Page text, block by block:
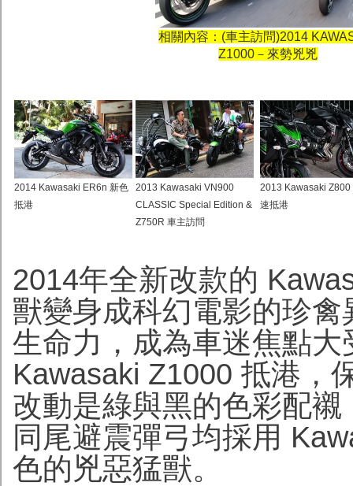
相關內容： (車主訪問)2014
Z1000－來勢兇兇
2014 Kawasaki ER6n 新色
抵港
2013 Kawasaki VN900
CLASSIC Special Edition &
Z750R 車主訪問
2013 Kawasaki Z800
速抵港
2014年全新改款的
獸變身成科幻電影的珍
生命力，成為車迷焦點
Kawasaki Z1000 抵港，
改動是綠與黑的色彩配
同尾避震彈弓均採用
色的兇惡猛獸。